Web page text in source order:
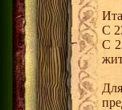
С
С